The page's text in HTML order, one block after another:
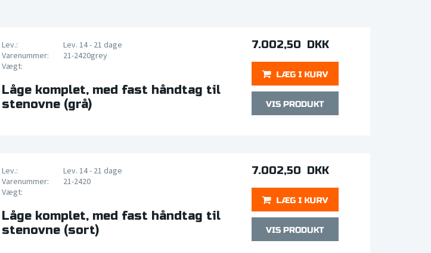
Lev.:
Lev. 14 - 21 dage
Varenummer:
21-2420grey
Vægt:
Låge komplet, med fast håndtag til
stenovne (grå)
7.002,50 DKK
Lev.:
Lev. 14 - 21 dage
Varenummer:
21-2420
Vægt:
Låge komplet, med fast håndtag til
stenovne (sort)
7.002,50 DKK